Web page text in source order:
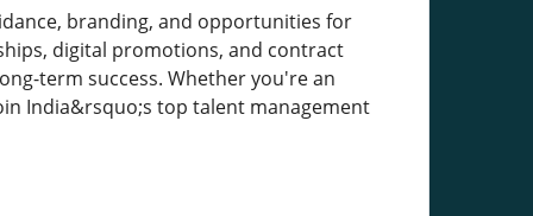
branding, and opportunities for
digital promotions, and contract
term success. Whether you're an
India&rsquo;s top talent management